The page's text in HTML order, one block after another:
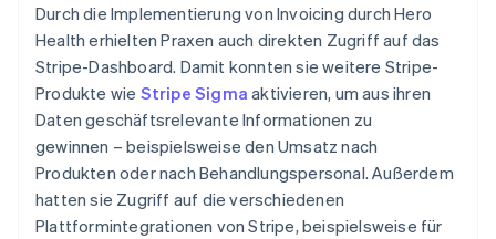
Durch die Implementierung von Invoicing durch Hero
Health erhielten Praxen auch direkten Zugriff auf das
Stripe-Dashboard. Damit konnten sie weitere Stripe-
Produkte wie Stripe Sigma aktivieren, um aus ihren
Daten geschäftsrelevante Informationen zu
gewinnen – beispielsweise den Umsatz nach
Produkten oder nach Behandlungspersonal. Außerdem
hatten sie Zugriff auf die verschiedenen
Plattformintegrationen von Stripe, beispielsweise für